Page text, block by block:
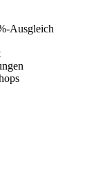
Ausgleich